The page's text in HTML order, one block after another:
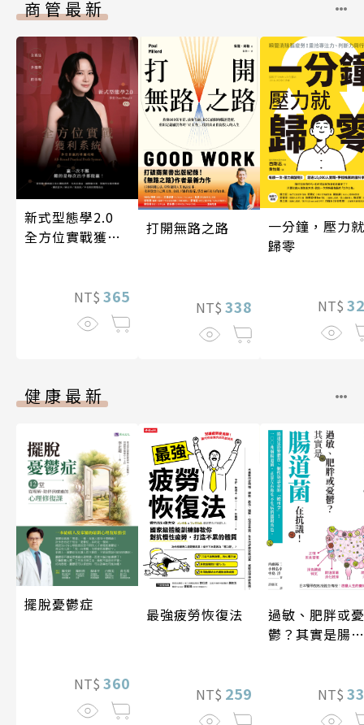
商管最新
新式型態學2.0
全方位實戰獲利
NT$ 365
打開無路之路
NT$ 338
一分鐘，壓力就
歸零
NT$
健康最新
擺脫憂鬱症
NT$ 360
最強疲勞恢復法
NT$ 259
過敏、肥胖或憂
鬱？其實是腸道
NT$